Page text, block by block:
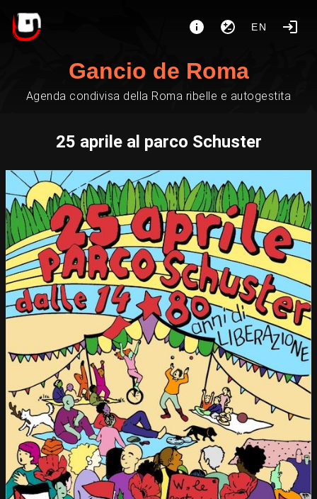
EN
Gancio de Roma
Agenda condivisa della Roma ribelle e autogestita
25 aprile al parco Schuster